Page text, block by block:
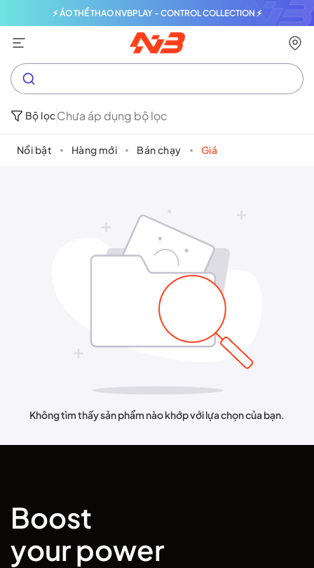
⚡ ÁO THỂ THAO NVBPLAY - CONTROL COLLECTION ⚡
Bộ lọcChưa áp dụng bộ lọc
Nổi bật Hàng mới Bán chạy Giá
Không tìm thấy sản phẩm nào khớp với lựa chọn của bạn.
Boost
your power